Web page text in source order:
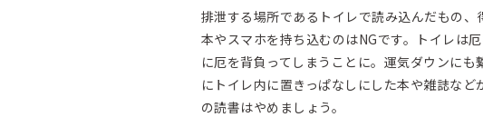
排泄する場所であるトイレで読み込んだもの、
本やスマホを持ち込むのはNGです。トイレは
に厄を背負ってしまうことに。運気ダウンに
にトイレ内に置きっぱなしにした本や雑誌な
の読書はやめましょう。